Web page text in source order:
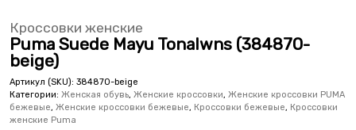
Кроссовки женские
Puma Suede Mayu Tonalwns (384870-
beige)
Артикул (SKU): 384870-beige
Категории: Женская обувь, Женские кроссовки, Женские кроссовки PUMA
бежевые, Женские кроссовки бежевые, Кроссовки бежевые, Кроссовки
женские Puma